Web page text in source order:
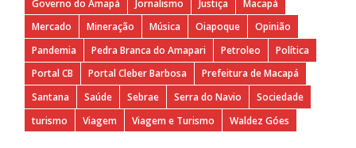
Governo do Amapá
Jornalismo Justiça
Macapá
Mercado
Mineração Música Oiapoque
Opinião
Pandemia
Pedra Branca do Amapari Petroleo
Política
Portal CB
Portal Cleber Barbosa
Prefeitura de Macapá
Santana
Saúde Sebrae Serra do Navio
Sociedade
turismo
Viagem Viagem e Turismo Waldez Góes